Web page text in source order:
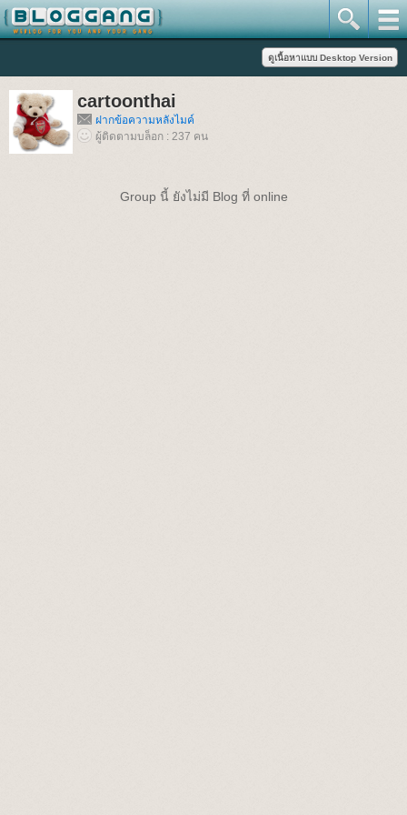
cartoonthai
ฝากข้อความหลังไมค์
ผู้ติดตามบล็อก : 237 คน
Group นี้ ยังไม่มี Blog ที่ online